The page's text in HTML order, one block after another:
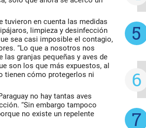
tuvieron en cuenta las medidas
limpieza y desinfección
sea casi imposible el contagio,
“Lo que a nosotros nos
granjas pequeñas y aves de
son los que más expuestos, al
tienen cómo protegerlos ni
no hay tantas aves
“Sin embargo tampoco
no existe un repelente